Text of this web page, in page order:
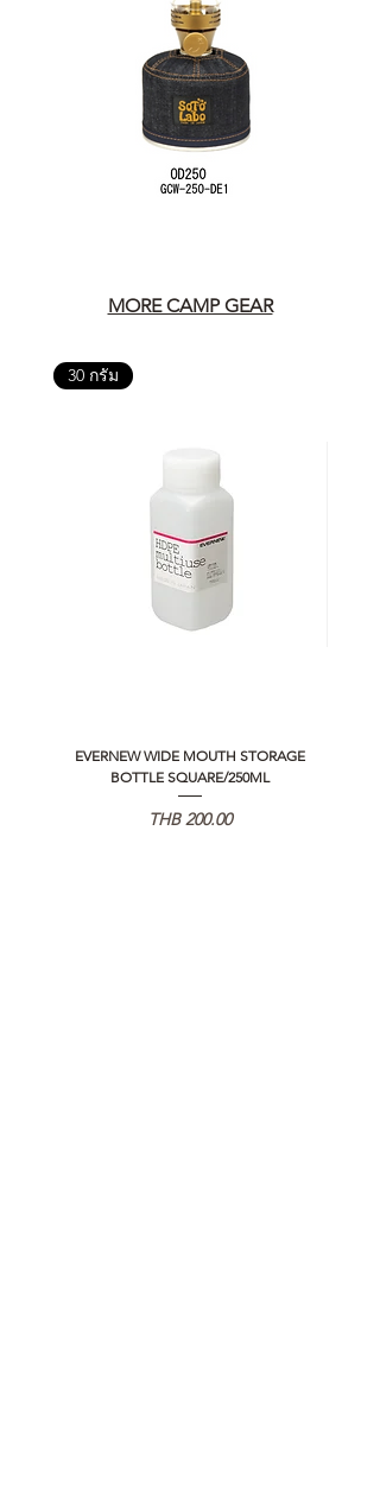
MORE CAMP GEAR
30 กรัม
EVERNEW WIDE MOUTH STORAGE
BOTTLE SQUARE/250ML
Price
THB 200.00